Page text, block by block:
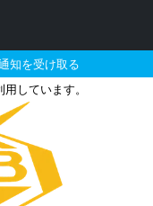
知を受け取る
しています。
とそれに